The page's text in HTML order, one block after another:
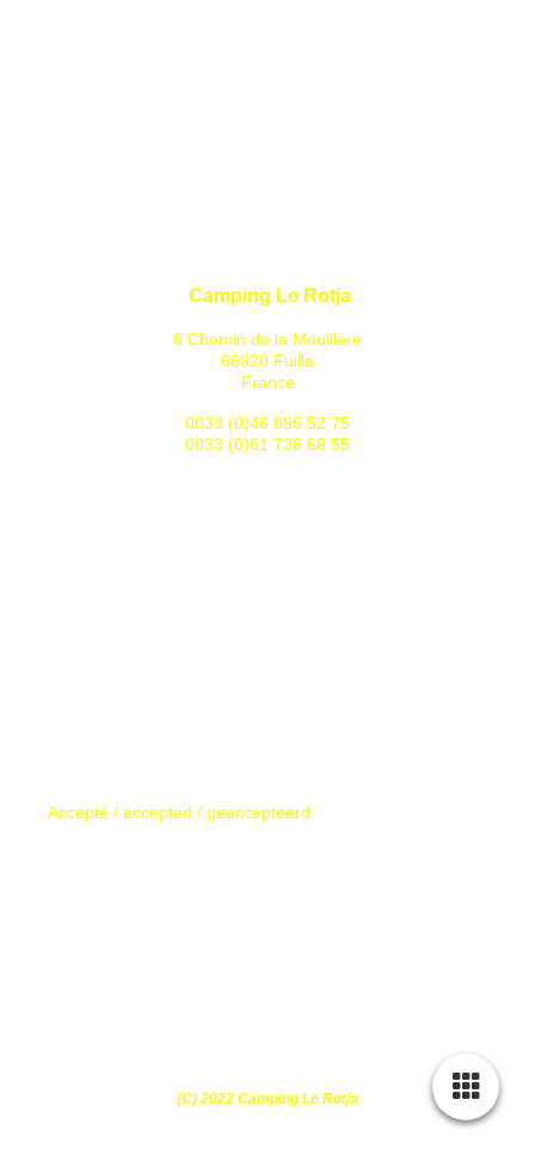
Camping Le Rotja
6 Chemin de la Mouillère
66820 Fuilla
France
0033 (0)46 896 52 75
0033 (0)61 736 68 55
Accepté / accepted / geaccepteerd
(C) 2022 Camping Le Rotja